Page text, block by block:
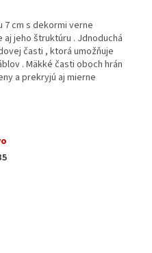
cm s dekormi verne
jeho štruktúru . Jdnoduchá
časti , ktorá umožňuje
. Mäkké časti oboch hrán
a prekryjú aj mierne